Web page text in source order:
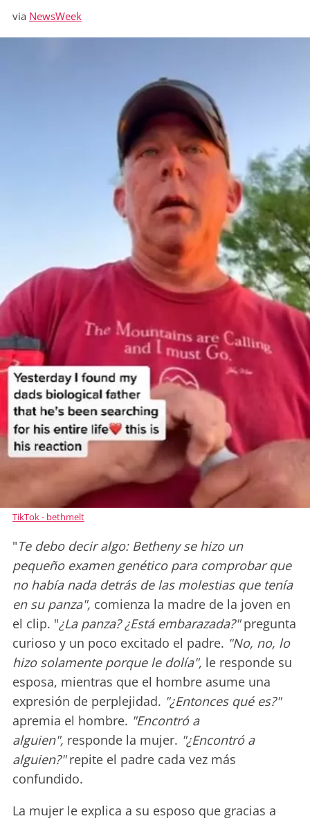
via NewsWeek
TikTok - bethmelt
"Te debo decir algo: Betheny se hizo un
pequeño examen genético para comprobar que
no había nada detrás de las molestias que tenía
en su panza", comienza la madre de la joven en
el clip. "¿La panza? ¿Está embarazada?"pregunta
curioso y un poco excitado el padre. "No, no, lo
hizo solamente porque le dolía", le responde su
esposa, mientras que el hombre asume una
expresión de perplejidad. "¿Entonces qué es?"
apremia el hombre. "Encontró a
alguien", responde la mujer. "¿Encontró a
alguien?"repite el padre cada vez más
confundido.
La mujer le explica a su esposo que gracias a